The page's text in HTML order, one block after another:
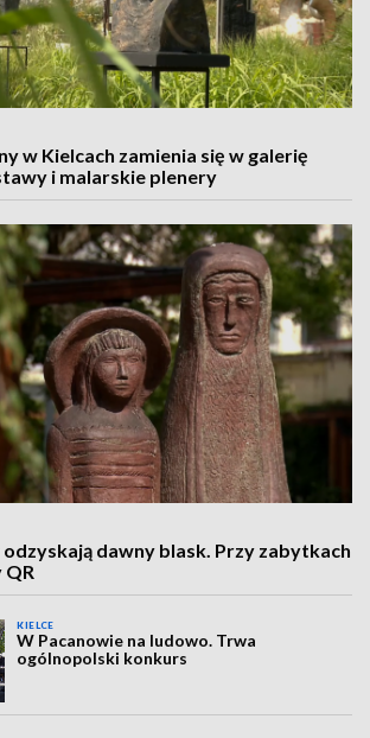
w Kielcach zamienia się w galerię
i malarskie plenery
dawny blask. Przy zabytkach
QR
KIELCE
W Pacanowie na ludowo. Trwa
ogólnopolski konkurs